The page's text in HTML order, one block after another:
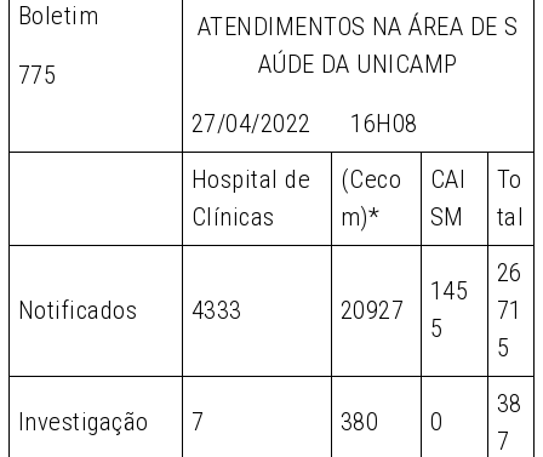
Boletim
775
ATENDIMENTOS NA ÁREA DE S
AÚDE DA UNICAMP
27/04/2022 16H08
Hospital de
Clínicas
(Ceco
m)*
CAI
SM
To
tal
Notificados 4333 20927
145
5
26
71
5
Investigação 7 380 0
38
7